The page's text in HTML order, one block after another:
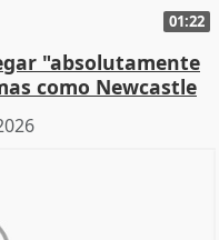
01:22
"absolutamente
como Newcastle